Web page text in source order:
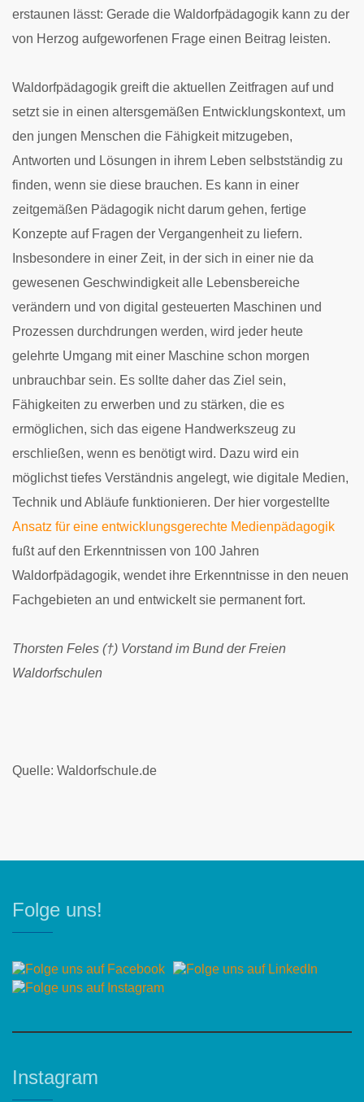
erstaunen lässt: Gerade die Waldorfpädagogik kann zu der
von Herzog aufgeworfenen Frage einen Beitrag leisten.
Waldorfpädagogik greift die aktuellen Zeitfragen auf und
setzt sie in einen altersgemäßen Entwicklungskontext, um
den jungen Menschen die Fähigkeit mitzugeben,
Antworten und Lösungen in ihrem Leben selbstständig zu
finden, wenn sie diese brauchen. Es kann in einer
zeitgemäßen Pädagogik nicht darum gehen, fertige
Konzepte auf Fragen der Vergangenheit zu liefern.
Insbesondere in einer Zeit, in der sich in einer nie da
gewesenen Geschwindigkeit alle Lebensbereiche
verändern und von digital gesteuerten Maschinen und
Prozessen durchdrungen werden, wird jeder heute
gelehrte Umgang mit einer Maschine schon morgen
unbrauchbar sein. Es sollte daher das Ziel sein,
Fähigkeiten zu erwerben und zu stärken, die es
ermöglichen, sich das eigene Handwerkszeug zu
erschließen, wenn es benötigt wird. Dazu wird ein
möglichst tiefes Verständnis angelegt, wie digitale Medien,
Technik und Abläufe funktionieren. Der hier vorgestellte
Ansatz für eine entwicklungsgerechte Medienpädagogik
fußt auf den Erkenntnissen von 100 Jahren
Waldorfpädagogik, wendet ihre Erkenntnisse in den neuen
Fachgebieten an und entwickelt sie permanent fort.
Thorsten Feles (†) Vorstand im Bund der Freien
Waldorfschulen
Quelle: Waldorfschule.de
Folge uns!
Instagram